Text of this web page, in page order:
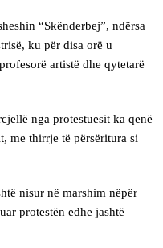
“Skënderbej”, ndërsa
ku për disa orë u
artistë dhe qytetarë
nga protestuesit ka qenë
me thirrje të përsëritura si
nisur në marshim nëpër
protestën edhe jashtë